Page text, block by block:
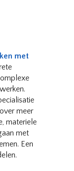
met
meer
materiele
met
Een